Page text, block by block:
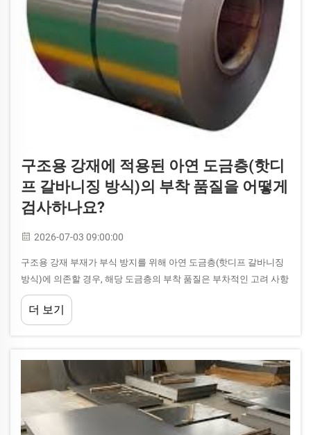
구조용 강재에 적용된 아연 도금층(핫디
프 갈바니징 방식)의 부착 품질을 어떻게
검사하나요?
2026-07-03 09:00:00
구조용 강재 부재가 부식 방지를 위해 아연 도금층(핫디프 갈바니징
방식)에 의존할 경우, 해당 도금층의 부착 품질은 부차적인 고려 사항
이 아니라 핵심 공학적 요구사항입니다. 아연 도금층(핫디프 갈바니
징 방식)의 부착력이 불량하면...
더 보기